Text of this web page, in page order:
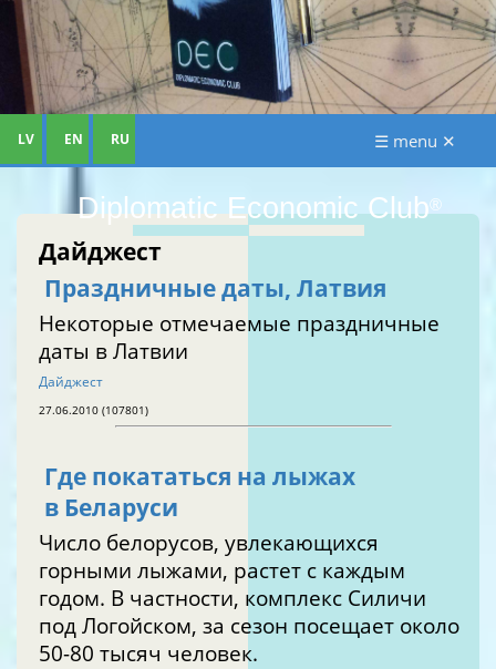
Diplomatic Economic Club®
LV EN RU ☰ menu ✕
Дайджест
Праздничные даты, Латвия
Некоторые отмечаемые праздничные
даты в Латвии
Дайджест
27.06.2010 (107801)
Где покататься на лыжах
в Беларуси
Число белорусов, увлекающихся
горными лыжами, растет с каждым
годом. В частности, комплекс Силичи
под Логойском, за сезон посещает около
50-80 тысяч человек.